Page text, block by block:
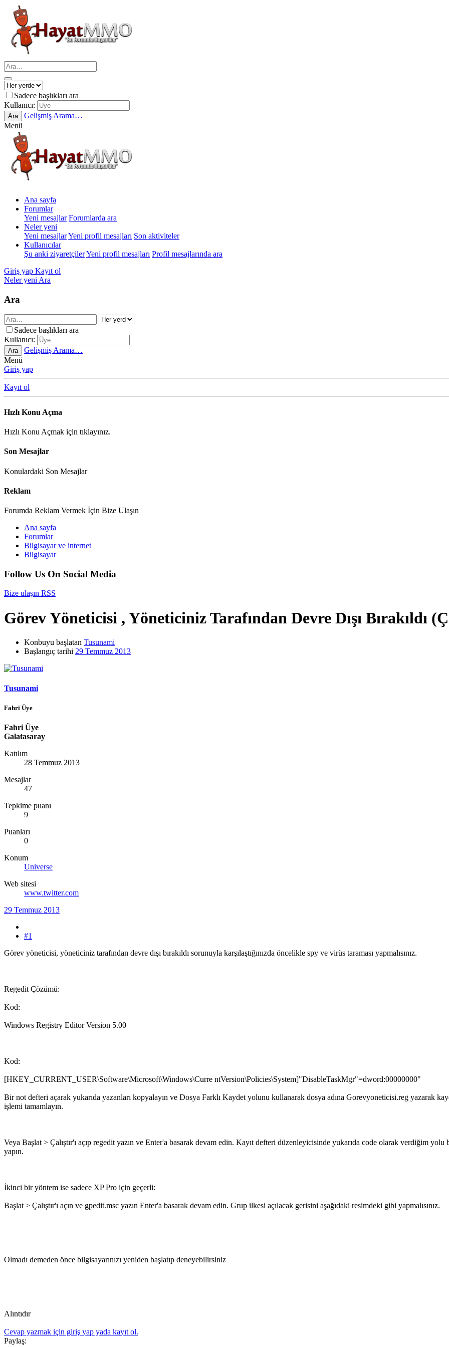
Sadece başlıkları ara
Kullanıcı:
Ara
Gelişmiş Arama…
Menü
Ana sayfa
Forumlar
Yeni mesajlar Forumlarda ara
Neler yeni
Yeni mesajlarYeni profil mesajları Son aktiviteler
Kullanıcılar
Şu anki ziyaretçilerYeni profil mesajları Profil mesajlarında ara
Giriş yap Kayıt ol
Neler yeni Ara
Ara
Sadece başlıkları ara
Kullanıcı:
Ara
Gelişmiş Arama…
Menü
Giriş yap
Kayıt ol
Hızlı Konu Açma
Hızlı Konu Açmak için tıklayınız.
Son Mesajlar
Konulardaki Son Mesajlar
Reklam
Forumda Reklam Vermek İçin Bize Ulaşın
Ana sayfa
Forumlar
Bilgisayar ve internet
Bilgisayar
Follow Us On Social Media
Bize ulaşın RSS
Görev Yöneticisi , Yöneticiniz Tarafından Devre Dışı Bırakıldı
Konbuyu başlatan Tusunami
Başlangıç tarihi 29 Temmuz 2013
Tusunami
Fahri Üye
Fahri Üye
Galatasaray
Katılım
28 Temmuz 2013
Mesajlar
47
Tepkime puanı
9
Puanları
0
Konum
Universe
Web sitesi
www.twitter.com
29 Temmuz 2013
#1
Görev yöneticisi, yöneticiniz tarafından devre dışı bırakıldı sorunuyla karşılaştığınızda öncelikle spy ve virüs taraması yapmalısınız.
Regedit Çözümü:
Kod:
Windows Registry Editor Version 5.00
Kod:
[HKEY_CURRENT_USER\Software\Microsoft\Windows\Curre ntVersion\Policies\System]"DisableTaskMgr"=dword:00000000"
Bir not defteri açarak yukarıda yazanları kopyalayın ve Dosya Farklı Kaydet yolunu kullanarak dosya adına Gorevyoneticisi.reg yazarak
işlemi tamamlayın.
Veya Başlat > Çalıştır'ı açıp regedit yazın ve Enter'a basarak devam edin. Kayıt defteri düzenleyicisinde yukarıda code olarak verdiğim
yapın.
İkinci bir yöntem ise sadece XP Pro için geçerli:
Başlat > Çalıştır'ı açın ve gpedit.msc yazın Enter'a basarak devam edin. Grup ilkesi açılacak gerisini aşağıdaki resimdeki gibi yapmalısınız.
Olmadı demeden önce bilgisayarınızı yeniden başlatıp deneyebilirsiniz
Alıntıdır
Cevap yazmak için giriş yap yada kayıt ol.
Paylaş: